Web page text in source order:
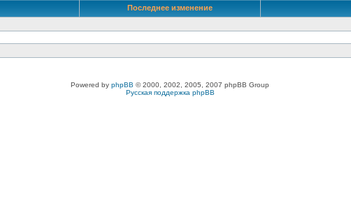
Последнее изменение
Powered by phpBB © 2000, 2002, 2005, 2007 phpBB Group
Русская поддержка phpBB